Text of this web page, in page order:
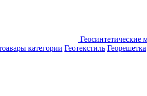
Геосинтетические
категории Геотекстиль Георешетка